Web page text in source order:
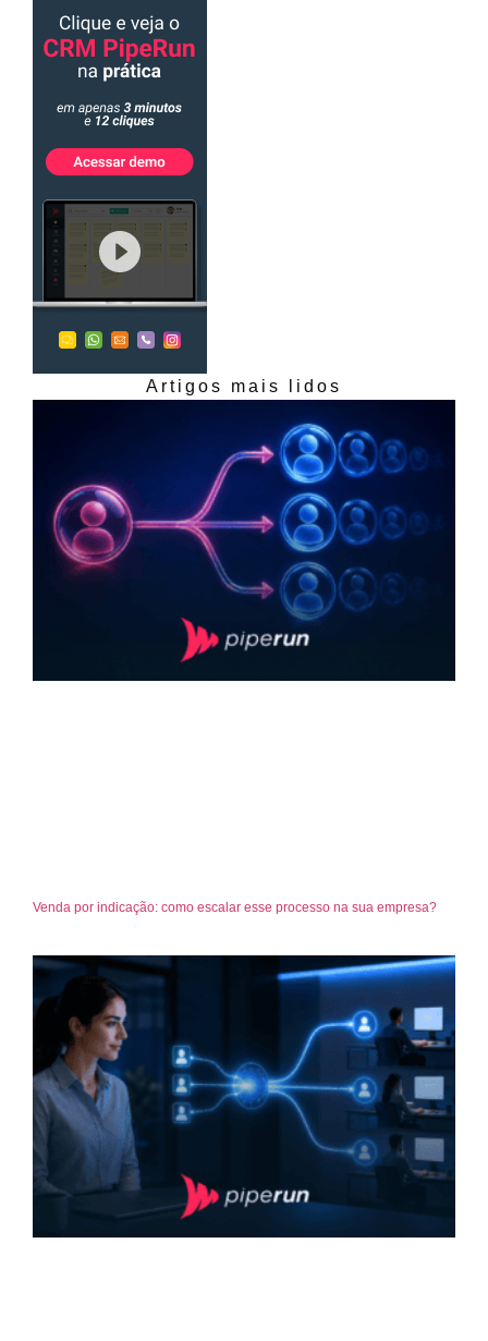
Artigos mais lidos
Venda por indicação: como escalar esse processo na sua empresa?